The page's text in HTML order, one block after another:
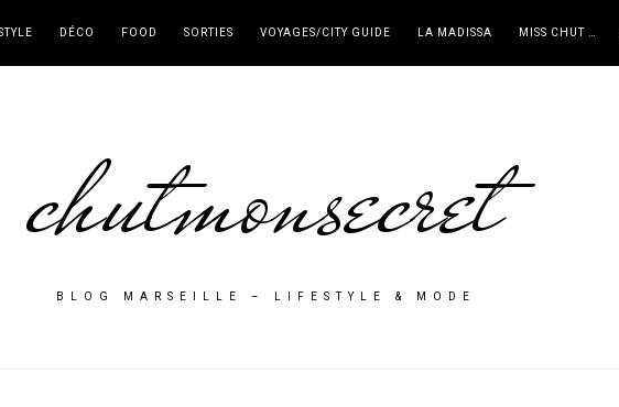
DÉCO FOOD SORTIES VOYAGES/CITY GUIDE LA MADISSA MISS CHUT …
chutmonsecret
BLOG MARSEILLE – LIFESTYLE & MODE